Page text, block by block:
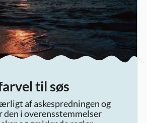
til søs
af askespredningen og
den i overensstemmelser